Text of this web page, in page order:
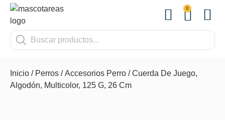
0
Inicio / Perros /Accesorios Perro / Cuerda De Juego,
Algodón, Multicolor, 125 G, 26 Cm